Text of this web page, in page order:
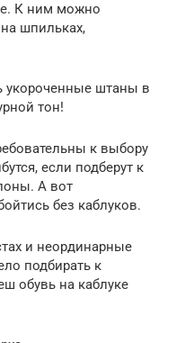
К ним можно
шпильках,
укороченные штаны в
тон!
к выбору
если подберут к
А вот
без каблуков.
и неординарные
подбирать к
обувь на каблуке